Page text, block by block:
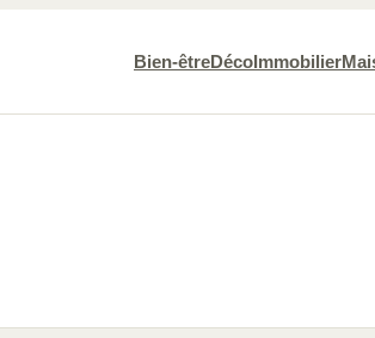
Bien-êtreDécoImmobilier